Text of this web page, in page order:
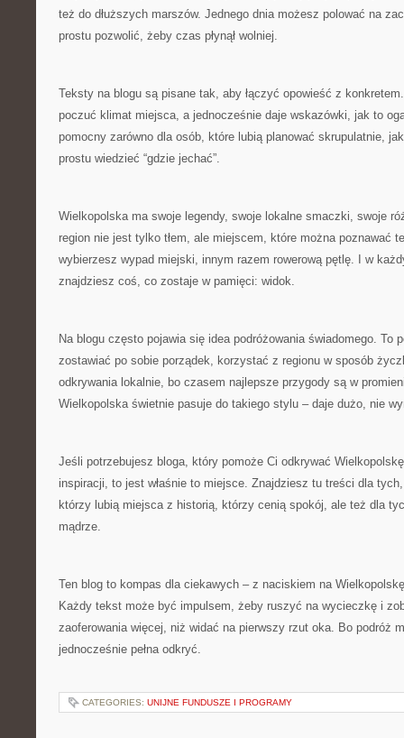
też do dłuższych marszów. Jednego dnia możesz polować na
prostu pozwolić, żeby czas płynął wolniej.
Teksty na blogu są pisane tak, aby łączyć opowieść z
poczuć klimat miejsca, a jednocześnie daje wskazówki, jak to
pomocny zarówno dla osób, które lubią planować skrupulatnie,
prostu wiedzieć “gdzie jechać”.
Wielkopolska ma swoje legendy, swoje lokalne smaczki, swoje
region nie jest tylko tłem, ale miejscem, które można poznawać
wybierzesz wypad miejski, innym razem rowerową pętlę. I w
znajdziesz coś, co zostaje w pamięci: widok.
Na blogu często pojawia się idea podróżowania świadomego. To
zostawiać po sobie porządek, korzystać z regionu w sposób
odkrywania lokalnie, bo czasem najlepsze przygody są w
Wielkopolska świetnie pasuje do takiego stylu – daje dużo, nie
Jeśli potrzebujesz bloga, który pomoże Ci odkrywać
inspiracji, to jest właśnie to miejsce. Znajdziesz tu treści dla
którzy lubią miejsca z historią, którzy cenią spokój, ale też dla
mądrze.
Ten blog to kompas dla ciekawych – z naciskiem na
Każdy tekst może być impulsem, żeby ruszyć na wycieczkę i
zaoferowania więcej, niż widać na pierwszy rzut oka. Bo podróż
jednocześnie pełna odkryć.
CATEGORIES: UNIJNE FUNDUSZE I PROGRAMY